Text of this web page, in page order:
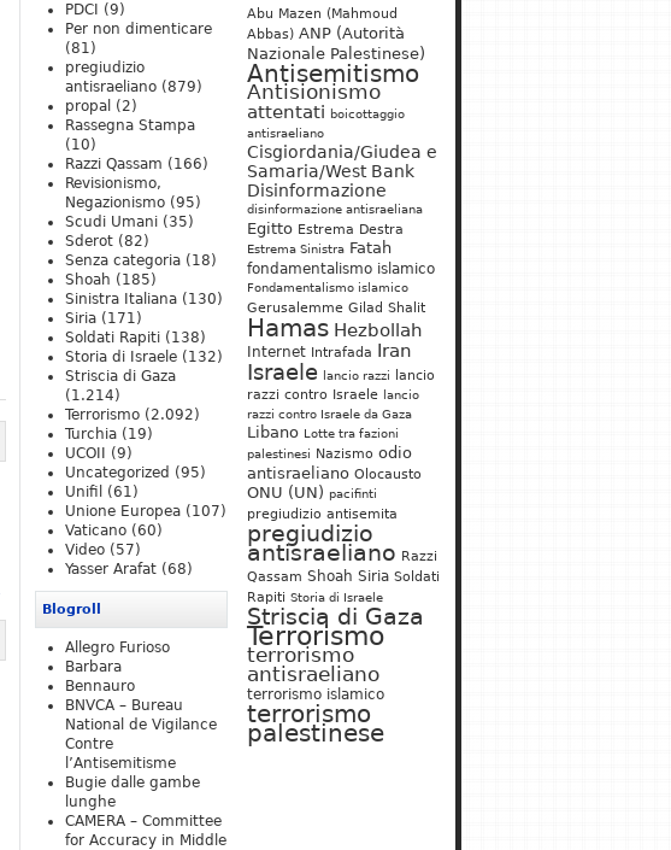
Abu Mazen (Mahmoud
Abbas) ANP (Autorità
Nazionale Palestinese)
Antisemitismo
Antisionismo
attentati boicottaggio
antisraeliano
Cisgiordania/Giudea e
Samaria/West Bank
Disinformazione
disinformazione antisraeliana
Egitto Estrema Destra
Estrema Sinistra Fatah
fondamentalismo islamico
Fondamentalismo islamico
Gerusalemme Gilad Shalit
Hamas Hezbollah
Internet Intrafada Iran
Israele lancio razzi
lancio
razzi contro Israele lancio
razzi contro Israele da Gaza
Libano Lotte tra fazioni
palestinesi Nazismo odio
antisraeliano Olocausto
ONU (UN) pacifinti
pregiudizio antisemita
pregiudizio
antisraeliano Razzi
Qassam Shoah Siria Soldati
Rapiti Storia di Israele
Striscia di Gaza
Terrorismo
terrorismo
antisraeliano
terrorismo islamico
terrorismo
palestinese
PDCI
(9)
Per non dimenticare
(81)
pregiudizio
antisraeliano (879)
propal (2)
Rassegna Stampa
(10)
Razzi Qassam (166)
Revisionismo,
Negazionismo (95)
Scudi Umani (35)
Sderot (82)
Senza categoria (18)
Shoah (185)
Sinistra Italiana (130)
Siria (171)
Soldati Rapiti (138)
Storia di Israele (132)
Striscia di Gaza
(1.214)
Terrorismo (2.092)
Turchia (19)
UCOII
(9)
Uncategorized (95)
Unifil
(61)
Unione Europea (107)
Vaticano (60)
Video (57)
Yasser Arafat (68)
Blogroll
Allegro Furioso
Barbara
Bennauro
BNVCA – Bureau
National de Vigilance
Contre
l’Antisemitisme
Bugie dalle gambe
lunghe
CAMERA – Committee
for Accuracy in Middle